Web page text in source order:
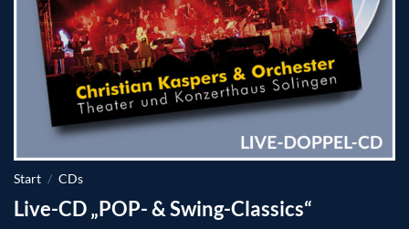
Start / CDs
Live-CD „POP- & Swing-Classics“